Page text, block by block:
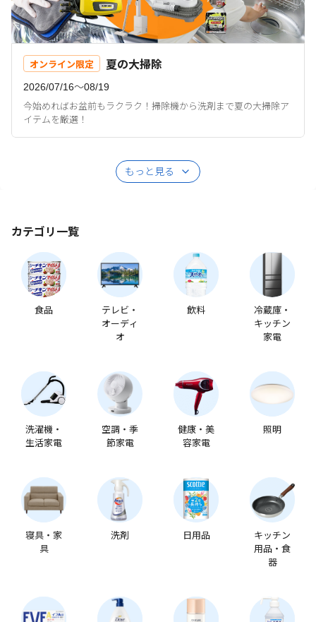
オンライン限定 夏の大掃除
2026/07/16〜08/19
今始めればお盆前もラクラク！掃除機から洗剤まで夏の大掃除ア
イテムを厳選！
もっと見る
カテゴリ一覧
食品
テレビ・
オーディ
オ
飲料
冷蔵庫・
キッチン
家電
洗濯機・
生活家電
空調・季
節家電
健康・美
容家電
照明
寝具・家
具
洗剤 日用品
キッチン
用品・食
器